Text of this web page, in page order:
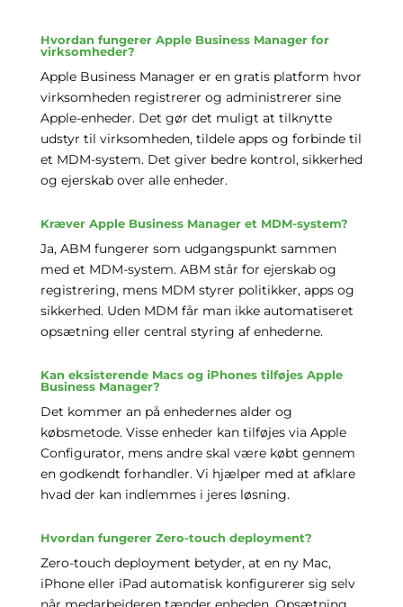
Hvordan fungerer Apple Business Manager for
virksomheder?
Apple Business Manager er en gratis platform hvor
virksomheden registrerer og administrerer sine
Apple-enheder. Det gør det muligt at tilknytte
udstyr til virksomheden, tildele apps og forbinde til
et MDM-system. Det giver bedre kontrol, sikkerhed
og ejerskab over alle enheder.
Kræver Apple Business Manager et MDM-system?
Ja, ABM fungerer som udgangspunkt sammen
med et MDM-system. ABM står for ejerskab og
registrering, mens MDM styrer politikker, apps og
sikkerhed. Uden MDM får man ikke automatiseret
opsætning eller central styring af enhederne.
Kan eksisterende Macs og iPhones tilføjes Apple
Business Manager?
Det kommer an på enhedernes alder og
købsmetode. Visse enheder kan tilføjes via Apple
Configurator, mens andre skal være købt gennem
en godkendt forhandler. Vi hjælper med at afklare
hvad der kan indlemmes i jeres løsning.
Hvordan fungerer Zero-touch deployment?
Zero-touch deployment betyder, at en ny Mac,
iPhone eller iPad automatisk konfigurerer sig selv